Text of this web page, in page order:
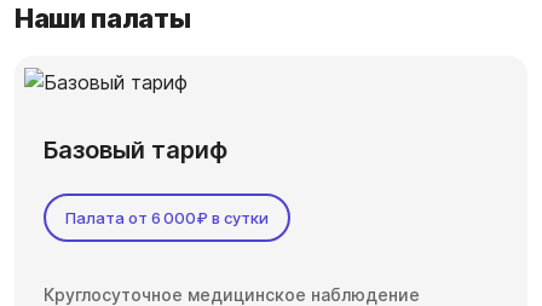
Наши палаты
Базовый тариф
Палата от 6 000₽ в сутки
Круглосуточное медицинское наблюдение